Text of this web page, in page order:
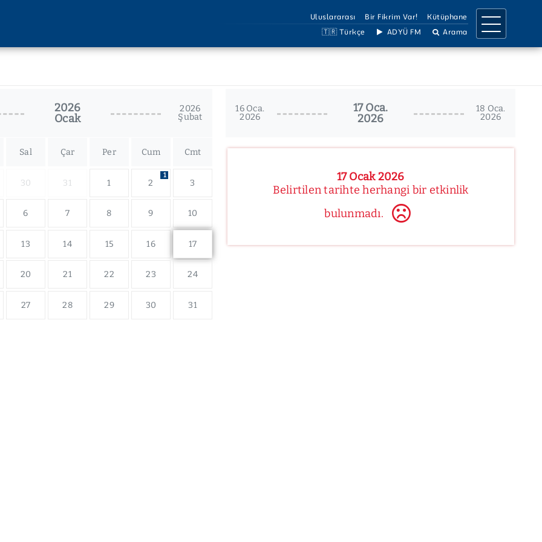
Uluslararası Bir Fikrim Var!
Kütüphane
🇹🇷 Türkçe
ADYÜ FM Arama
Rektörlüğe Bağlı Birimler
Devlet Konservatuvarı
Meslek Yüksekokulları
Merkezleri
Etik Kurullar
Ulaşım Bilgileri
Birimler Listesi
Sosyal Medya
2026
Ocak
2026
Şubat
Sal Çar Per Cum Cmt
30 31 1 2
1
3
6 7 8 9 10
13 14 15 16 17
20 21 22 23 24
27 28 29 30 31
16 Oca.
2026
17 Oca.
2026
18 Oca.
2026
17 Ocak 2026
Belirtilen tarihte herhangi bir etkinlik
bulunmadı.